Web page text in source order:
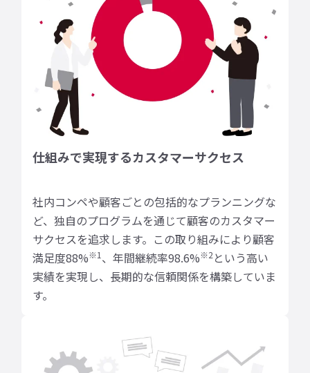
仕組みで実現するカスタマーサクセス
社内コンペや顧客ごとの包括的なプランニングな
ど、独自のプログラムを通じて顧客のカスタマー
サクセスを追求します。この取り組みにより顧客
満足度88%※1 、年間継続率98.6%※2 という高い
実績を実現し、長期的な信頼関係を構築していま
す。